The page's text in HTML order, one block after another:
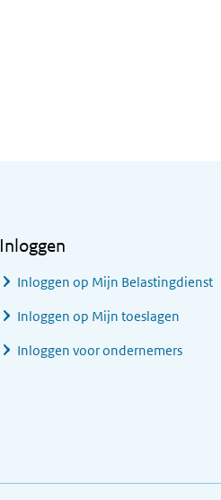
Inloggen
Inloggen op Mijn Belastingdienst
Inloggen op Mijn toeslagen
Inloggen voor ondernemers